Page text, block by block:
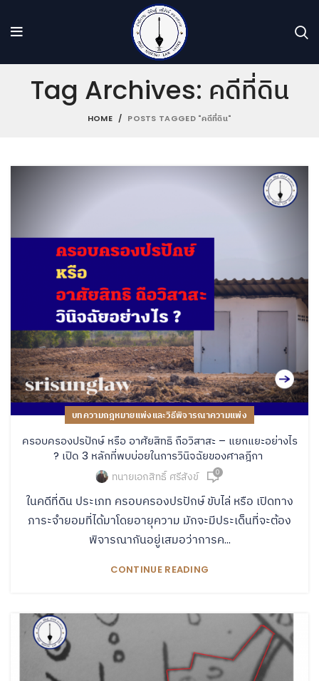
Tag Archives: คดีที่ดิน
HOME POSTS TAGGED "คดีที่ดิน"
บทความกฎหมายแพ่งและวิธีพิจารณาความแพ่ง
ครอบครองปรปักษ์ หรือ อาศัยสิทธิ ถือวิสาสะ – แยกแยะอย่างไร
? เปิด 3 หลักที่พบบ่อยในการวินิจฉัยของศาลฎีกา
ทนายเอกสิทธิ์ ศรีสังข์ 0
ในคดีที่ดิน ประเภท ครอบครองปรปักษ์ ขับไล่ หรือ เปิดทาง
ภาระจำยอมที่ได้มาโดยอายุความ มักจะมีประเด็นที่จะต้อง
พิจารณากันอยู่เสมอว่าการค...
CONTINUE READING